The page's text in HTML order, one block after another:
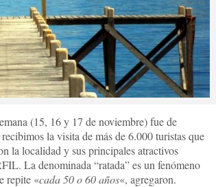
(15, 16 y 17 de noviembre) fue de
la visita de más de 6.000 turistas que
la localidad y sus principales atractivos
La denominada “ratada” es un fenómeno
repite «cada 50 o 60 años«, agregaron.